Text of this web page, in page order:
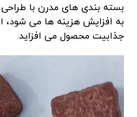
بسته بندی های مدرن با
به افزایش هزینه ها می شود،
جذابیت محصول می افزاید.